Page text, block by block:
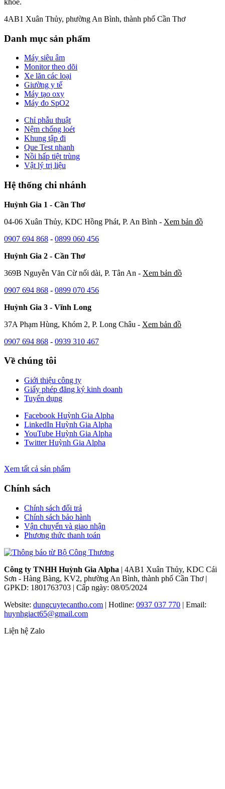
4AB1 Xuân Thủy, phường An Bình, thành phố Cần Thơ
Danh mục sản phẩm
Máy siêu âm
Monitor theo dõi
Xe lăn các loại
Giường y tế
Máy tạo oxy
Máy đo SpO2
Chỉ phẫu thuật
Nệm chống loét
Khung tập đi
Que Test nhanh
Nồi hấp tiệt trùng
Vật lý trị liệu
Hệ thống chi nhánh
Huỳnh Gia 1 - Cần Thơ
04-06 Xuân Thủy, KDC Hồng Phát, P. An Bình - Xem bản đồ
0907 694 868 - 0899 060 456
Huỳnh Gia 2 - Cần Thơ
369B Nguyễn Văn Cừ nối dài, P. Tân An - Xem bản đồ
0907 694 868 - 0899 070 456
Huỳnh Gia 3 - Vĩnh Long
37A Phạm Hùng, Khóm 2, P. Long Châu - Xem bản đồ
0907 694 868 - 0939 310 467
Về chúng tôi
Giới thiệu công ty
Giấy phép đăng ký kinh doanh
Tuyển dụng
Facebook Huỳnh Gia Alpha
LinkedIn Huỳnh Gia Alpha
YouTube Huỳnh Gia Alpha
Twitter Huỳnh Gia Alpha
Xem tất cả sản phẩm
Chính sách
Chính sách đổi trả
Chính sách bảo hành
Vận chuyển và giao nhận
Phương thức thanh toán
Công ty TNHH Huỳnh Gia Alpha | 4AB1 Xuân Thủy, KDC Cái
Sơn - Hàng Bàng, KV2, phường An Bình, thành phố Cần Thơ |
GPKD: 1801763703 | Cấp ngày: 08/05/2024
Website: dungcuytecantho.com | Hotline: 0937 037 770 | Email:
huynhgiact65@gmail.com
Liện hệ Zalo